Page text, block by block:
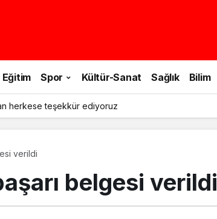
Eğitim Spor Kültür-Sanat Sağlık Bilim
herkese teşekkür ediyoruz
verildi
belgesi verildi